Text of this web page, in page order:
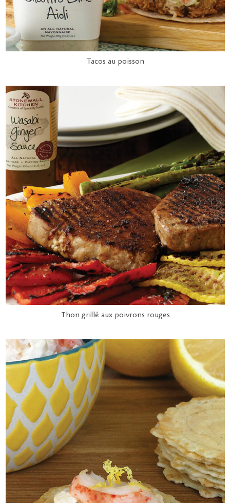
Tacos au poisson
Thon grillé aux poivrons rouges